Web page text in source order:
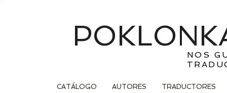
NOS
CATÁLOGO AUTORES TRADUCTORES